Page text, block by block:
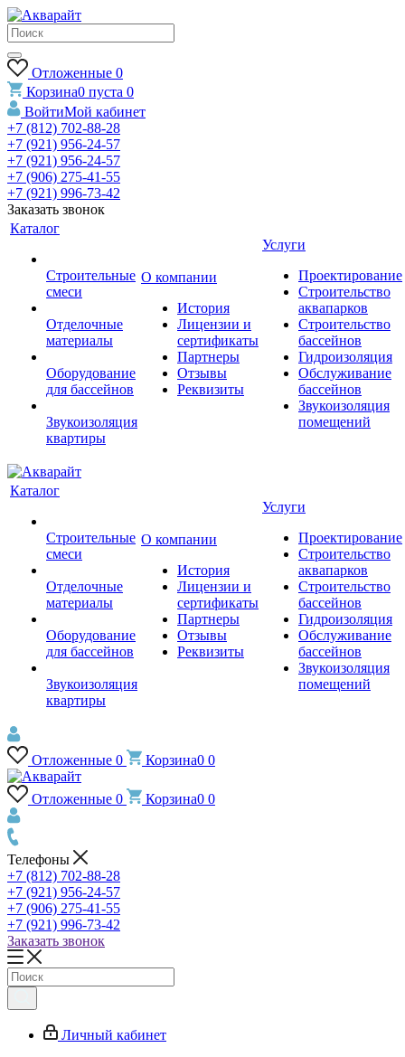
Отложенные 0
Корзина0 пуста 0
ВойтиМой кабинет
+7 (812) 702-88-28
+7 (921) 956-24-57
+7 (921) 956-24-57
+7 (906) 275-41-55
+7 (921) 996-73-42
Заказать звонок
Каталог
Строительные
смеси
Отделочные
материалы
Оборудование
для бассейнов
Звукоизоляция
квартиры
О компании
История
Лицензии и
сертификаты
Партнеры
Отзывы
Реквизиты
Услуги
Проектирование
Строительство
аквапарков
Строительство
бассейнов
Гидроизоляция
Обслуживание
бассейнов
Звукоизоляция
помещений
Каталог
Строительные
смеси
Отделочные
материалы
Оборудование
для бассейнов
Звукоизоляция
квартиры
О компании
История
Лицензии и
сертификаты
Партнеры
Отзывы
Реквизиты
Услуги
Проектирование
Строительство
аквапарков
Строительство
бассейнов
Гидроизоляция
Обслуживание
бассейнов
Звукоизоляция
помещений
Отложенные 0 Корзина0 0
Отложенные 0 Корзина0 0
Телефоны
+7 (812) 702-88-28
+7 (921) 956-24-57
+7 (906) 275-41-55
+7 (921) 996-73-42
Заказать звонок
Личный кабинет